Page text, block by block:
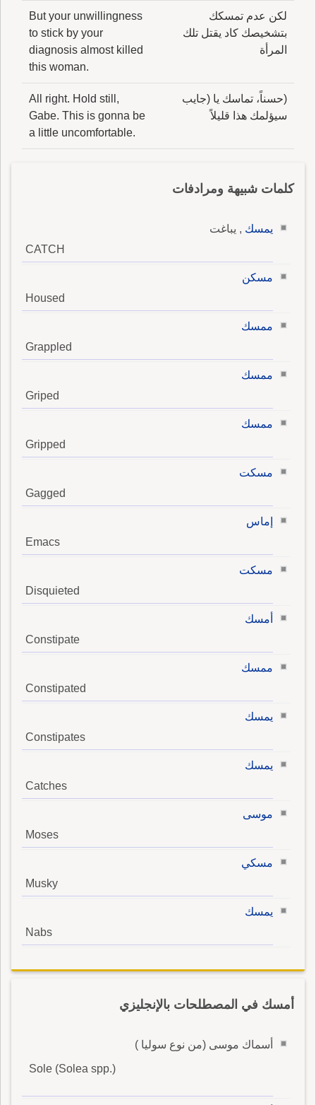
لكن عدم تمسكك
بتشخيصك كاد يقتل تلك
المرأة
But your unwillingness
to stick by your
diagnosis almost killed
this woman.
(حسناً، تماسك يا (جايب
سيؤلمك هذا قليلاً
All right. Hold still,
Gabe. This is gonna be
a little uncomfortable.
كلمات شبيهة ومرادفات
يمسك , يباغت
CATCH
مسكن
Housed
ممسك
Grappled
ممسك
Griped
ممسك
Gripped
مسكت
Gagged
إماس
Emacs
مسكت
Disquieted
أمسك
Constipate
ممسك
Constipated
يمسك
Constipates
يمسك
Catches
موسى
Moses
مسكي
Musky
يمسك
Nabs
أمسك في المصطلحات بالإنجليزي
أسماك موسى (من نوع سوليا )
Sole (Solea spp.)